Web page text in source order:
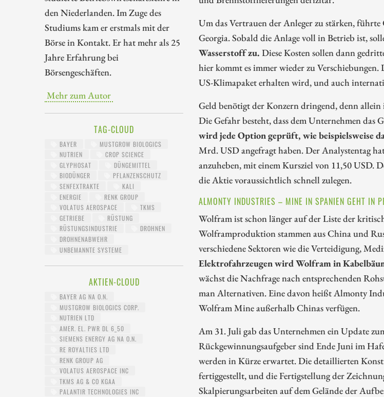
den Niederlanden. Im Zuge des
Studiums kam er erstmals mit der
Börse in Kontakt. Er hat mehr als 25
Jahre Erfahrung bei
Börsengeschäften.
Mehr zum Autor
TAG-CLOUD
BAYER
MUSTGROW BIOLOGICS
NUTRIEN
CROP SCIENCE
GLYPHOSAT
DÜNGEMITTEL
BIODÜNGER
PFLANZENSCHUTZ
SENFEXTRAKTE
KALI
ENERGIE
RENK GROUP
VOLATUS AEROSPACE
TKMS
GETRIEBE
RÜSTUNG
RÜSTUNGSINDUSTRIE
DROHNEN
DROHNENABWEHR
UNBEMANNTE SYSTEME
AKTIEN-CLOUD
BAYER AG NA O.N.
MUSTGROW BIOLOGICS CORP.
NUTRIEN LTD
AMER. EL. PWR DL 6_50
SIEMENS ENERGY AG NA O.N.
RE ROYALTIES LTD
RENK GROUP AG
VOLATUS AEROSPACE INC
TKMS AG & CO KGAA
PALANTIR TECHNOLOGIES INC
Um das Vertrauen der Anleger zu stärken,
Georgia. Sobald die Anlage voll in Betrieb ist,
Wasserstoff zu. Diese Kosten sollen dann
hier kommt es immer wieder zu
US-Klimapaket erhalten wird, und auch
Geld benötigt der Konzern dringend, denn
Die Gefahr besteht, dass dem Unternehmen das
wird jede Option geprüft, wie beispielsweise
Mrd. USD angefragt haben. Der Analystentag
anzuheben, mit einem Kursziel von 11,50
die Aktie voraussichtlich schnell zulegen.
ALMONTY INDUSTRIES – MINE IN SPANIEN GEHT IN
Wolfram ist schon länger auf der Liste der
Wolframproduktion stammen aus China und
verschiedene Sektoren wie die Verteidigung,
Elektrofahrzeugen wird Wolfram in
wächst die Nachfrage nach entsprechenden
man Alternativen. Eine davon heißt Almonty
Wolfram Mine außerhalb Chinas verfügen.
Am 31. Juli gab das Unternehmen ein Update
Rückgewinnungsaufgeber sind Ende Juni im
werden in Kürze erwartet. Die detaillierten
fertiggestellt, und die Fertigstellung der
Skalpierungsarbeiten auf dem Gelände der